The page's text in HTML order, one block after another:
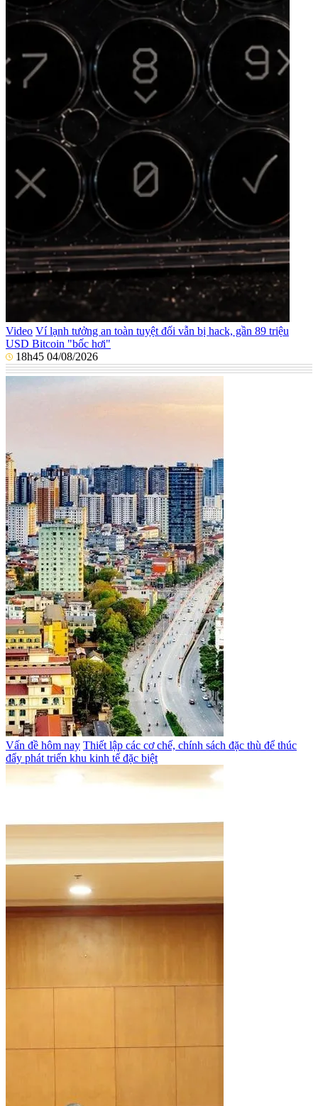
Video Ví lạnh tưởng an toàn tuyệt đối vẫn bị hack, gần 89 triệu
USD Bitcoin "bốc hơi"
18h45 04/08/2026
Vấn đề hôm nay Thiết lập các cơ chế, chính sách đặc thù để thúc
đẩy phát triển khu kinh tế đặc biệt